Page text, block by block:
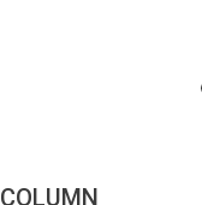
COLUMN